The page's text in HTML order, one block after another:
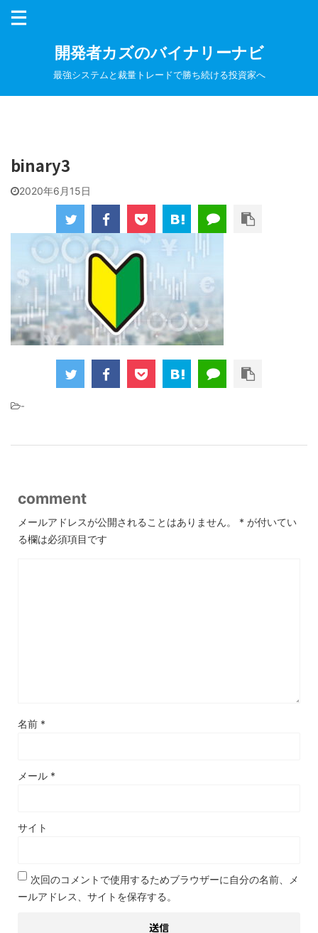
開発者カズのバイナリーナビ
最強システムと裁量トレードで勝ち続ける投資家へ
binary3
2020年6月15日
-
comment
メールアドレスが公開されることはありません。 * が付いてい
る欄は必須項目です
名前 *
メール *
サイト
次回のコメントで使用するためブラウザーに自分の名前、メ
ールアドレス、サイトを保存する。